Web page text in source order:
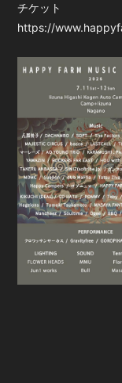
会員登録
チケット
https://